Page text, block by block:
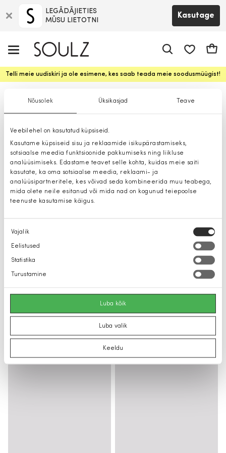
Nõusolek Üksikasjad Teave
Veebilehel on kasutatud küpsiseid.
Kasutame küpsiseid sisu ja reklaamide isikupärastamiseks,
sotsiaalse meedia funktsioonide pakkumiseks ning liikluse
analüüsimiseks. Edastame teavet selle kohta, kuidas meie saiti
kasutate, ka oma sotsiaalse meedia, reklaami- ja
analüüsipartneritele, kes võivad seda kombineerida muu teabega,
mida olete neile esitanud või mida nad on kogunud teiepoolse
teenuste kasutamise käigus.
Nõusoleku
valik
Vajalik
Eelistused
Statistika
Turustamine
Luba kõik
Luba valik
Keeldu
LEGĀDĀJIETIES
MŪSU LIETOTNI
Kasutage
Telli meie uudiskiri ja ole esimene, kes saab teada meie soodusmüügist!
Püksid